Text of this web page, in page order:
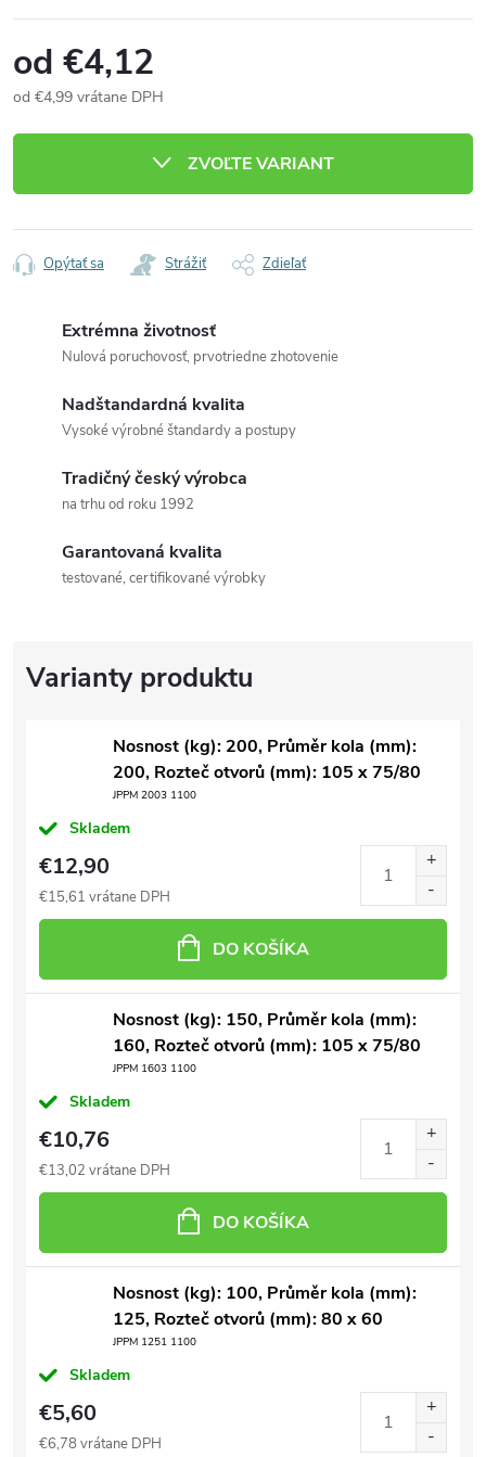
od €4,12
od €4,99 vrátane DPH
ZVOĽTE VARIANT
Opýtať sa Strážiť Zdieľať
Extrémna životnosť
Nulová poruchovosť, prvotriedne zhotovenie
Nadštandardná kvalita
Vysoké výrobné štandardy a postupy
Tradičný český výrobca
na trhu od roku 1992
Garantovaná kvalita
testované, certifikované výrobky
Nosnost (kg): 200, Průměr kola (mm):
200, Rozteč otvorů (mm): 105 x 75/80
JPPM 2003 1100
Skladem
€12,90
€15,61 vrátane DPH
DO KOŠÍKA
Nosnost (kg): 150, Průměr kola (mm):
160, Rozteč otvorů (mm): 105 x 75/80
JPPM 1603 1100
Skladem
€10,76
€13,02 vrátane DPH
DO KOŠÍKA
Nosnost (kg): 100, Průměr kola (mm):
125, Rozteč otvorů (mm): 80 x 60
JPPM 1251 1100
Skladem
€5,60
€6,78 vrátane DPH